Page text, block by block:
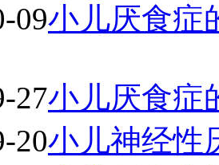
09小儿厌食症
27小儿厌食症
20小儿神经性